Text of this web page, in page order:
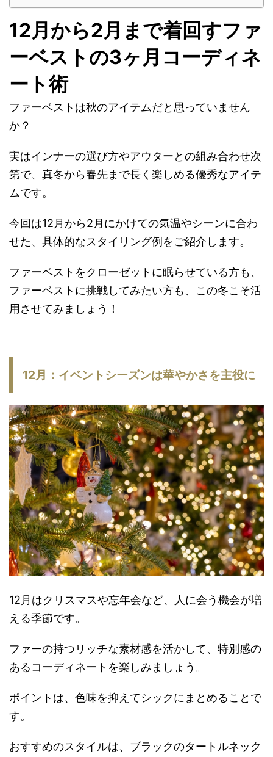
12月から2月まで着回すファ
ーベストの3ヶ月コーディネ
ート術
ファーベストは秋のアイテムだと思っていません
か？
実はインナーの選び方やアウターとの組み合わせ次
第で、真冬から春先まで長く楽しめる優秀なアイテ
ムです。
今回は12月から2月にかけての気温やシーンに合わ
せた、具体的なスタイリング例をご紹介します。
ファーベストをクローゼットに眠らせている方も、
ファーベストに挑戦してみたい方も、この冬こそ活
用させてみましょう！
12月：イベントシーズンは華やかさを主役に
12月はクリスマスや忘年会など、人に会う機会が増
える季節です。
ファーの持つリッチな素材感を活かして、特別感の
あるコーディネートを楽しみましょう。
ポイントは、色味を抑えてシックにまとめることで
す。
おすすめのスタイルは、ブラックのタートルネック